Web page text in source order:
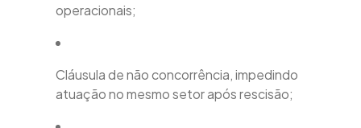
operacionais;
Cláusula de não concorrência, impedindo
atuação no mesmo setor após rescisão;